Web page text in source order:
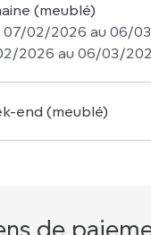
(meublé)
07/02/2026 au 06/
2026 au 06/03/
end (meublé)
de